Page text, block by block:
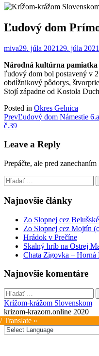
Ľudový dom
miva29. júla 2021 29. júla 2021
Národná kultúrna pamiatka
ľudový dom bol postavený v
obdĺžnikový pôdorys,
Stojí západne od Kostola
Posted in Okres Gelnica
Post
navigation
PrevĽudový dom Námestie
č.39
Leave a Reply
Prepáčte, ale pred
Hľadať:
Najnovšie články
Zo Slopnej cez
Zo Slopnej cez Mojtín
Hrádok v Prečíne
Skalný hríb na Ostrej
Chata Zigovka – Horná
Najnovšie komentáre
Hľadať:
Krížom-krážom Slovenskom
krizom-krazom.online 2020
Translate »